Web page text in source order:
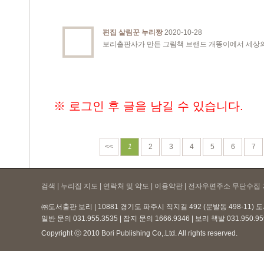
편집 살림꾼 누리짱2020-10-28
보리출판사가 만든 그림책 브랜드 개똥이에서 세상
※ 로그인 후 글을 남길 수 있습니다.
<< 1 2 3 4 5 6 7
검색 | 누리집 지도 | 연락처 및 약도 | 이용약관 | 전자우편주소 무단수집
㈜도서출판 보리 | 10881 경기도 파주시 직지길 492 (문발동 498-11)
일반 문의 031.955.3535 | 잡지 문의 1666.9346 | 보리 책밭
Copyright ⓒ 2010 Bori Publishing Co,.Ltd. All rights reserved.